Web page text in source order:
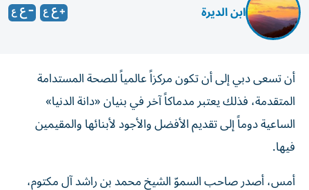
ابن الديرة
أن تسعى دبي إلى أن تكون مركزاً عالمياً للصحة المستدامة
المتقدمة، فذلك يعتبر مدماكاً آخر في بنيان «دانة الدنيا»
الساعية دوماً إلى تقديم الأفضل والأجود لأبنائها والمقيمين
فيها.
أمس، أصدر صاحب السموّ الشيخ محمد بن راشد آل مكتوم،